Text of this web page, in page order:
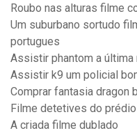
Roubo nas alturas filme
Um suburbano sortudo
portugues
Assistir phantom a
Assistir k9 um policial
Comprar fantasia dragon
Filme detetives do
A criada filme dublado